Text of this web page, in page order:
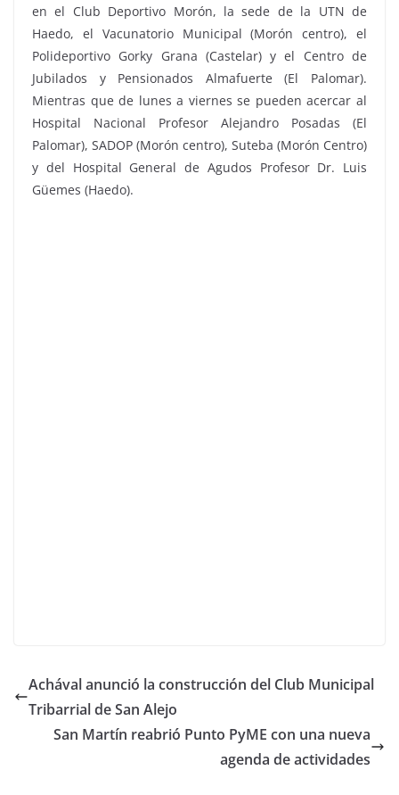
en el Club Deportivo Morón, la sede de la UTN de
Haedo, el Vacunatorio Municipal (Morón centro), el
Polideportivo Gorky Grana (Castelar) y el Centro de
Jubilados y Pensionados Almafuerte (El Palomar).
Mientras que de lunes a viernes se pueden acercar al
Hospital Nacional Profesor Alejandro Posadas (El
Palomar), SADOP (Morón centro), Suteba (Morón Centro)
y del Hospital General de Agudos Profesor Dr. Luis
Güemes (Haedo).
Achával anunció la construcción del Club Municipal
Tribarrial de San Alejo
San Martín reabrió Punto PyME con una nueva
agenda de actividades